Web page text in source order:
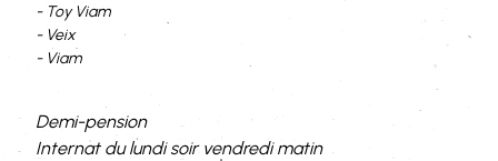
- Toy Viam
- Veix
- Viam
Demi-pension
Internat du lundi soir vendredi matin